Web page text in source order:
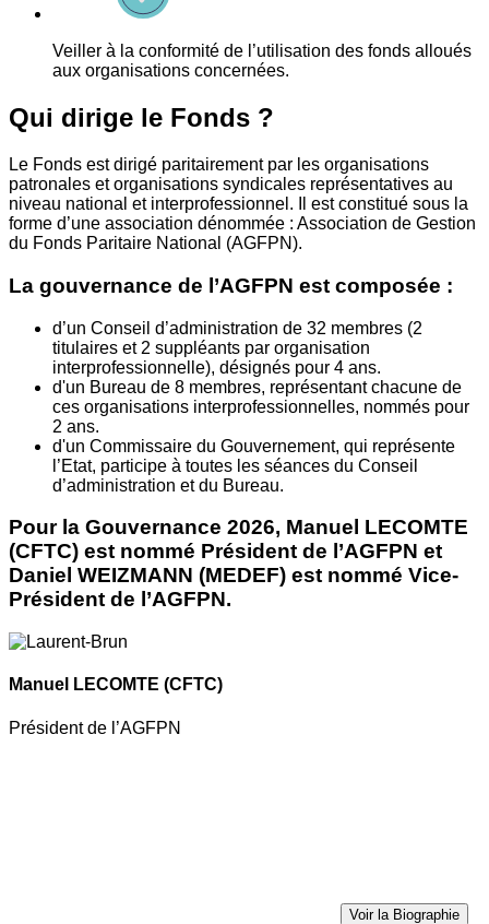
Veiller à la conformité de l’utilisation des fonds alloués
aux organisations concernées.
Qui dirige le Fonds ?
Le Fonds est dirigé paritairement par les organisations
patronales et organisations syndicales représentatives au
niveau national et interprofessionnel. Il est constitué sous la
forme d’une association dénommée : Association de Gestion
du Fonds Paritaire National (AGFPN).
La gouvernance de l’AGFPN est composée :
d’un Conseil d’administration de 32 membres (2
titulaires et 2 suppléants par organisation
interprofessionnelle), désignés pour 4 ans.
d'un Bureau de 8 membres, représentant chacune de
ces organisations interprofessionnelles, nommés pour
2 ans.
d'un Commissaire du Gouvernement, qui représente
l’Etat, participe à toutes les séances du Conseil
d’administration et du Bureau.
Pour la Gouvernance 2026, Manuel LECOMTE
(CFTC) est nommé Président de l’AGFPN et
Daniel WEIZMANN (MEDEF) est nommé Vice-
Président de l’AGFPN.
Manuel LECOMTE (CFTC)
Président de l’AGFPN
Voir la Biographie